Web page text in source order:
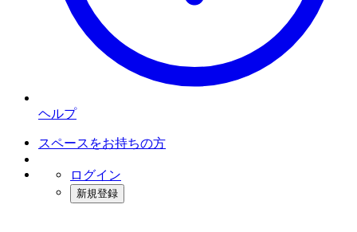
ヘルプ
スペースをお持ちの方
ログイン
新規登録